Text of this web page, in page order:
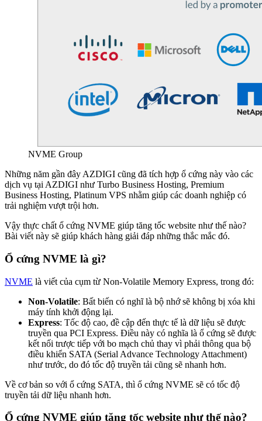
NVME Group
Những năm gần đây AZDIGI cũng đã tích hợp ổ cứng này vào các
dịch vụ tại AZDIGI như Turbo Business Hosting, Premium
Business Hosting, Platinum VPS nhằm giúp các doanh nghiệp có
trải nghiệm vượt trội hơn.
Vậy thực chất ổ cứng NVME giúp tăng tốc website như thế nào?
Bài viết này sẽ giúp khách hàng giải đáp những thắc mắc đó.
Ổ cứng NVME là gì?
NVME là viết của cụm từ Non-Volatile Memory Express, trong đó:
Non-Volatile: Bất biến có nghĩ là bộ nhớ sẽ không bị xóa khi
máy tính khởi động lại.
Express: Tốc độ cao, đề cập đến thực tế là dữ liệu sẽ được
truyền qua PCI Express. Điều này có nghĩa là ổ cứng sẽ được
kết nối trược tiếp với bo mạch chủ thay vì phải thông qua bộ
điều khiển SATA (Serial Advance Technology Attachment)
như trước, do đó tốc độ truyền tải cũng sẽ nhanh hơn.
Về cơ bản so với ổ cứng SATA, thì ổ cứng NVME sẽ có tốc độ
truyền tải dữ liệu nhanh hơn.
Ổ cứng NVME giúp tăng tốc website như thế nào?